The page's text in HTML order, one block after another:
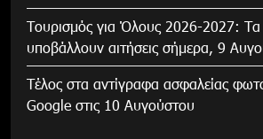
Τουρισμός για Όλους 2026-2027:
υποβάλλουν αιτήσεις σήμερα, 9
Τέλος στα αντίγραφα ασφαλείας
Google στις 10 Αυγούστου